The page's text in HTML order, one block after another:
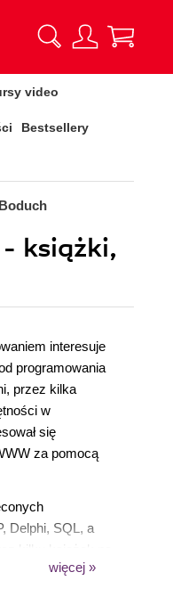
video
Bestsellery
książki,
interesuje
programowania
przez kilka
w
się
za pomocą
Delphi, SQL, a
więcej »